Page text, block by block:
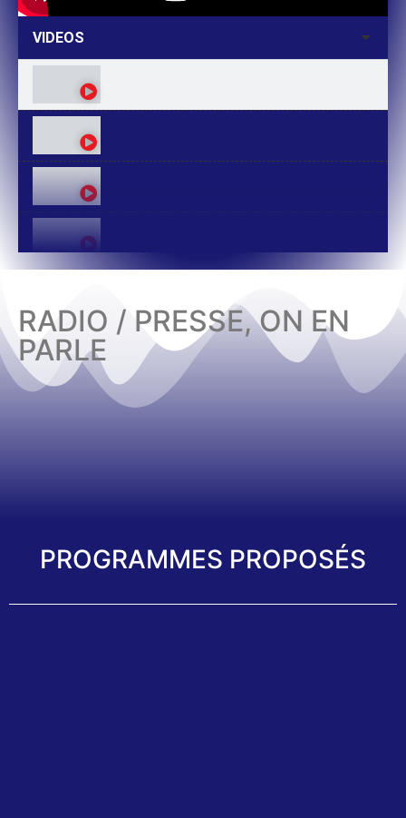
VIDEOS
RADIO / PRESSE, ON EN
PARLE
PROGRAMMES PROPOSÉS